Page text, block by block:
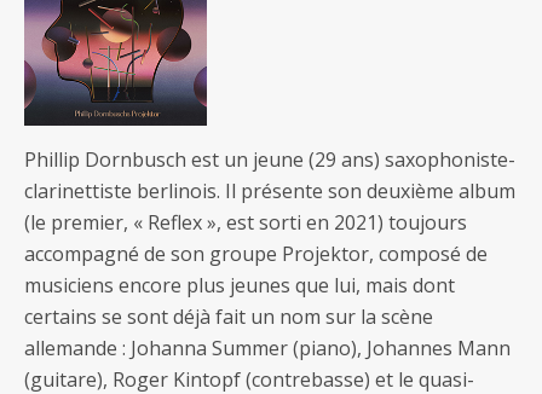
Phillip Dornbusch est un jeune (29 ans) saxophoniste-
clarinettiste berlinois. Il présente son deuxième album
(le premier, « Reflex », est sorti en 2021) toujours
accompagné de son groupe Projektor, composé de
musiciens encore plus jeunes que lui, mais dont
certains se sont déjà fait un nom sur la scène
allemande : Johanna Summer (piano), Johannes Mann
(guitare), Roger Kintopf (contrebasse) et le quasi-